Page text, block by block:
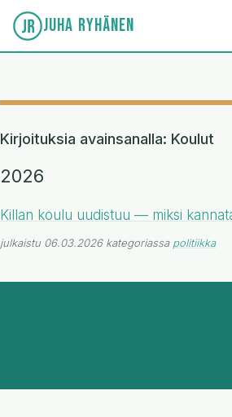
JUHA RYHÄNEN
Kirjoituksia avainsanalla: Koulut
2026
Killan koulu uudistuu — miksi
julkaistu 06.03.2026 kategoriassa politiikka